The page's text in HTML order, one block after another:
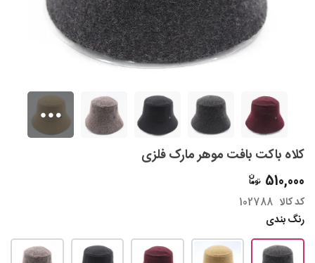
کلاه باکت بافت موهر مارک فلزی
510,000
کد کالا 102788
رنگ بندی